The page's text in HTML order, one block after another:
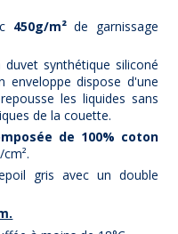
450g/m²de garnissage
synthétique siliconé
enveloppe dispose d'une
les liquides sans
de la couette.
de 100% coton
gris avec un double